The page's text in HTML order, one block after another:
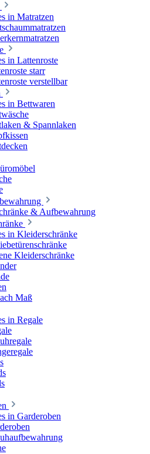
in Matratzen
in Lattenroste
starr
verstellbar
in Bettwaren
& Spannlaken
& Aufbewahrung
in Kleiderschränke
Kleiderschränke
Maß
in Regale
in Garderoben